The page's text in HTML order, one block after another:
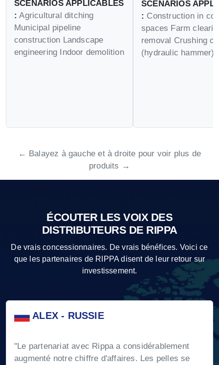
SCÉNARIOS APPLICABLES
: Agricultural ditching
Municipal pipeline
construction Landscape
engineering Indoor demolition
SCÉNARIOS
: Construction in
spaces Farm
removal Crushing
(hydraulic hammer)
← Balayez à gauche et à droite pour voir plus de
produits →
ÉCOUTER LES VOIX DES
DISTRIBUTEURS DE RIPPA
De vrais concessionnaires. De vrais bénéfices. Voici ce
que les partenaires de RIPPA disent de leur retour sur
investissement.
ALEX - RUSSIE
"Le partenariat avec Rippa a considérablement
augmenté notre chiffre d'affaires. Les pelles se